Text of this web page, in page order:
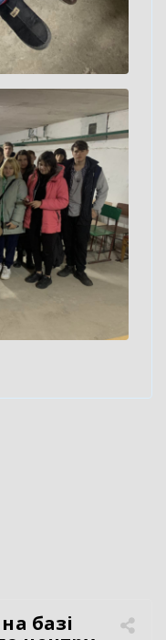
базі